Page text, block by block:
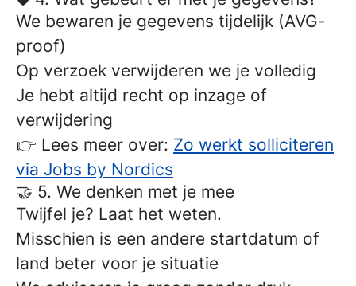
We bewaren je gegevens tijdelijk (AVG-
proof)
Op verzoek verwijderen we je volledig
Je hebt altijd recht op inzage of
verwijdering
👉 Lees meer over: Zo werkt solliciteren
via Jobs by Nordics
🤝 5. We denken met je mee
Twijfel je? Laat het weten.
Misschien is een andere startdatum of
land beter voor je situatie